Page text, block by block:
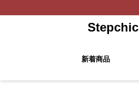
Stepchic
新着商品